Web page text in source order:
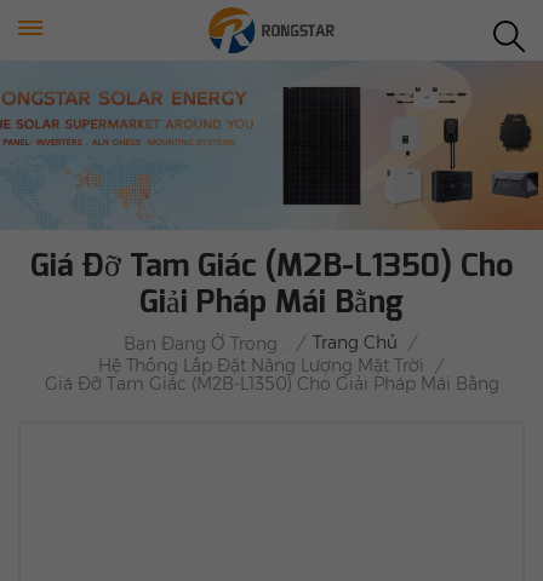
Giá Đỡ Tam Giác (M2B-L1350) Cho
Giải Pháp Mái Bằng
Bạn Đang Ở Trong : / Trang Chủ
/
Hệ Thống Lắp Đặt Năng Lượng Mặt Trời
/
Giá Đỡ Tam Giác (M2B-L1350) Cho Giải Pháp Mái Bằng